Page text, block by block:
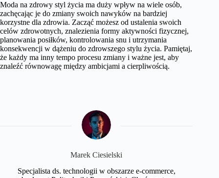
Moda na zdrowy styl życia ma duży wpływ na wiele osób,
zachęcając je do zmiany swoich nawyków na bardziej
korzystne dla zdrowia. Zacząć możesz od ustalenia swoich
celów zdrowotnych, znalezienia formy aktywności fizycznej,
planowania posiłków, kontrolowania snu i utrzymania
konsekwencji w dążeniu do zdrowszego stylu życia. Pamiętaj,
że każdy ma inny tempo procesu zmiany i ważne jest, aby
znaleźć równowagę między ambicjami a cierpliwością.
Marek Ciesielski
Specjalista ds. technologii w obszarze e-commerce,